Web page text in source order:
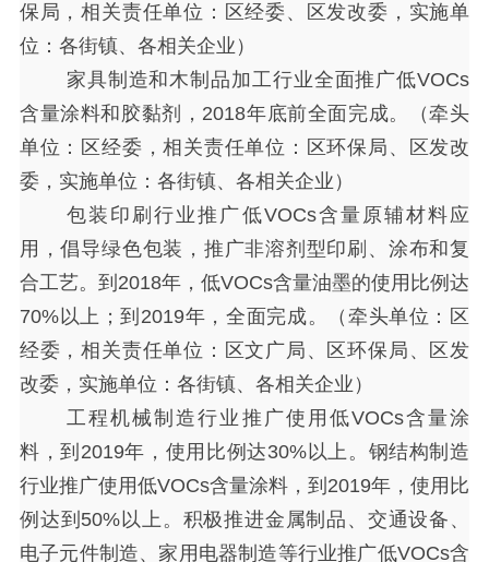
保局，相关责任单位：区经委、区发改委，实施单
位：各街镇、各相关企业）
家具制造和木制品加工行业全面推广低VOCs
含量涂料和胶黏剂，2018年底前全面完成。（牵头
单位：区经委，相关责任单位：区环保局、区发改
委，实施单位：各街镇、各相关企业）
包装印刷行业推广低VOCs含量原辅材料应
用，倡导绿色包装，推广非溶剂型印刷、涂布和复
合工艺。到2018年，低VOCs含量油墨的使用比例达
70%以上；到2019年，全面完成。（牵头单位：区
经委，相关责任单位：区文广局、区环保局、区发
改委，实施单位：各街镇、各相关企业）
工程机械制造行业推广使用低VOCs含量涂
料，到2019年，使用比例达30%以上。钢结构制造
行业推广使用低VOCs含量涂料，到2019年，使用比
例达到50%以上。积极推进金属制品、交通设备、
电子元件制造、家用电器制造等行业推广低VOCs含